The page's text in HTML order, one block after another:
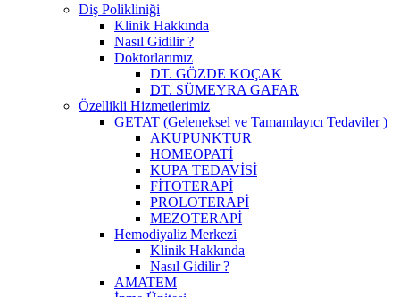
Diş Polikliniği
Klinik Hakkında
Nasıl Gidilir ?
Doktorlarımız
DT. GÖZDE KOÇAK
DT. SÜMEYRA GAFAR
Özellikli Hizmetlerimiz
GETAT (Geleneksel ve Tamamlayıcı Tedaviler )
AKUPUNKTUR
HOMEOPATİ
KUPA TEDAVİSİ
FİTOTERAPİ
PROLOTERAPİ
MEZOTERAPİ
Hemodiyaliz Merkezi
Klinik Hakkında
Nasıl Gidilir ?
AMATEM